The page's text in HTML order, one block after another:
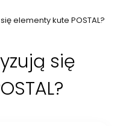
elementy kute POSTAL?
się